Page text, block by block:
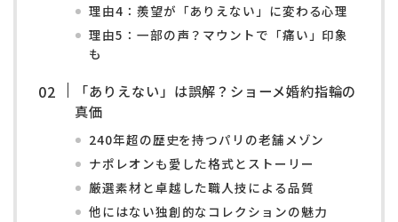
理由4：羨望が「ありえない」に変わる心理
理由5：一部の声？マウントで「痛い」印象
も
「ありえない」は誤解？ショーメ婚約指輪の
真価
240年超の歴史を持つパリの老舗メゾン
ナポレオンも愛した格式とストーリー
厳選素材と卓越した職人技による品質
他にはない独創的なコレクションの魅力